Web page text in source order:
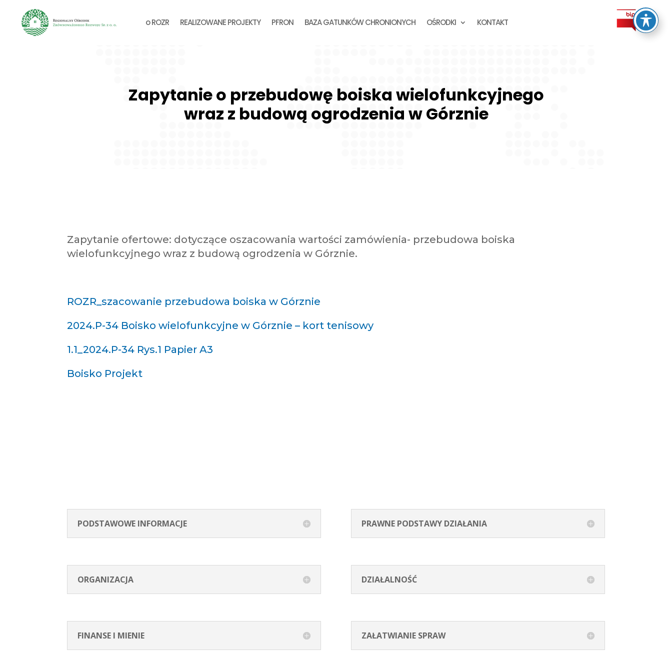
o ROZR REALIZOWANE PROJEKTY PFRON BAZA GATUNKÓW CHRONIONYCH OŚRODKI KONTAKT
Zapytanie o przebudowę boiska wielofunkcyjnego
wraz z budową ogrodzenia w Górznie
Zapytanie ofertowe: dotyczące oszacowania wartości zamówienia- przebudowa boiska
wielofunkcyjnego wraz z budową ogrodzenia w Górznie.
ROZR_szacowanie przebudowa boiska w Górznie
2024.P-34 Boisko wielofunkcyjne w Górznie – kort tenisowy
1.1_2024.P-34 Rys.1 Papier A3
Boisko Projekt
PODSTAWOWE INFORMACJE PRAWNE PODSTAWY DZIAŁANIA
ORGANIZACJA DZIAŁALNOŚĆ
FINANSE I MIENIE ZAŁATWIANIE SPRAW